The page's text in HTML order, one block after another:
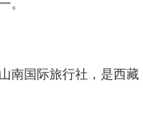
南国际旅行社，是西藏